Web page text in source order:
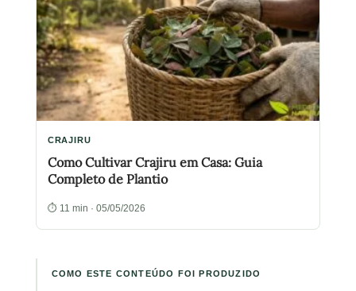
CRAJIRU
Como Cultivar Crajiru em Casa: Guia
Completo de Plantio
⏱ 11 min · 05/05/2026
COMO ESTE CONTEÚDO FOI PRODUZIDO